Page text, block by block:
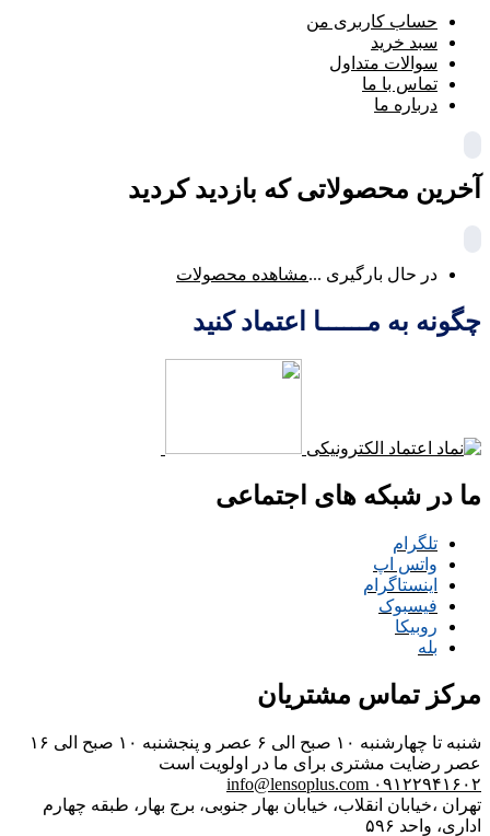
حساب کاربری من
سبد خرید
سوالات متداول
تماس با ما
درباره ما
آخرین محصولاتی که بازدید کردید
در حال بارگیری ...مشاهده محصولات
چگونه به مــــــا اعتماد کنید
ما در شبکه های اجتماعی
تلگرام
واتس اپ
اینستاگرام
فیسبوک
روبیکا
بله
مرکز تماس مشتریان
شنبه تا چهارشنبه ۱۰ صبح الی ۶ عصر و پنجشنبه ۱۰ صبح الی ۱۶
عصر رضایت مشتری برای ما در اولویت است
۰۹۱۲۲۹۴۱۶۰۲ info@lensoplus.com
تهران ،خیابان انقلاب، خیابان بهار جنوبی، برج بهار، طبقه چهارم
اداری، واحد ۵۹۶